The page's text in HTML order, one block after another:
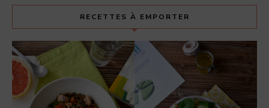
RECETTES À EMPORTER